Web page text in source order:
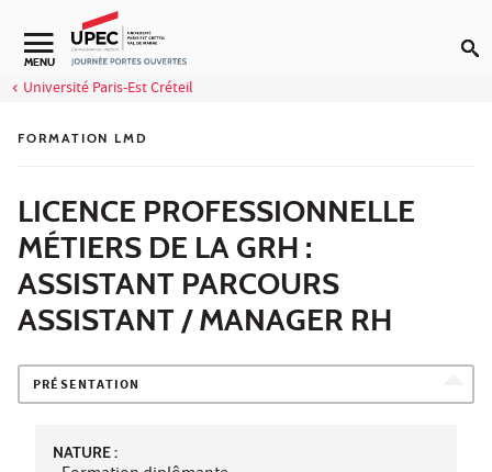
Aller au contenu
MENU
Université Paris-Est Créteil
FORMATION LMD
LICENCE PROFESSIONNELLE
MÉTIERS DE LA GRH :
ASSISTANT PARCOURS
ASSISTANT / MANAGER RH
PRÉSENTATION
NATURE :